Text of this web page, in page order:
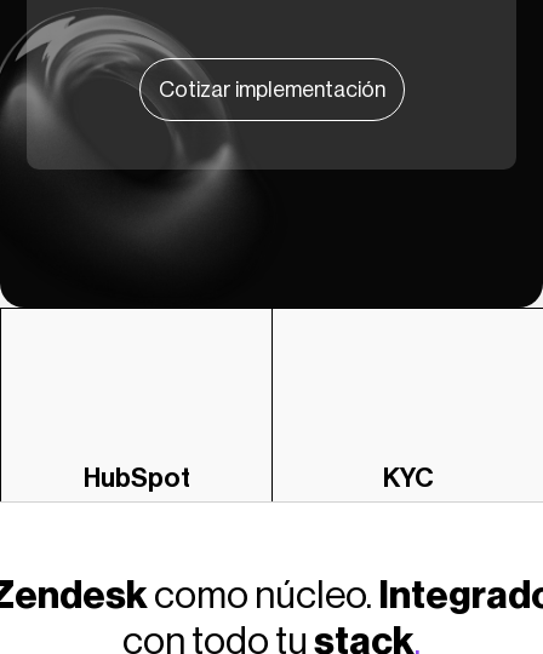
Cotizar implementación
HubSpot KYC
como núcleo.
con todo tu stack.